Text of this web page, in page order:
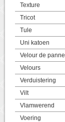
Texture
Tricot
Tule
Uni katoen
Velour de panne
Velours
Verduistering
Vilt
Vlamwerend
Voering